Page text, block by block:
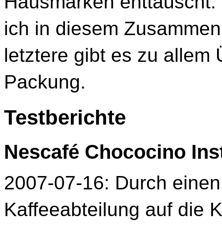
ich in diesem
letztere gibt es zu allem
Packung.
Testberichte
Nescafé Chococino
2007-07-16: Durch
Kaffeeabteilung auf die